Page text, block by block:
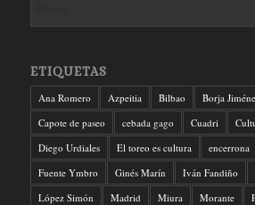
ETIQUETAS
Ana Romero Azpeitia Bilbao Borja
Capote de paseo
cebada gago Cuadri
Diego Urdiales
El toreo es cultura encerrona
Fuente Ymbro
Ginés Marín Iván Fandiño
López Simón
Madrid Miura Morante